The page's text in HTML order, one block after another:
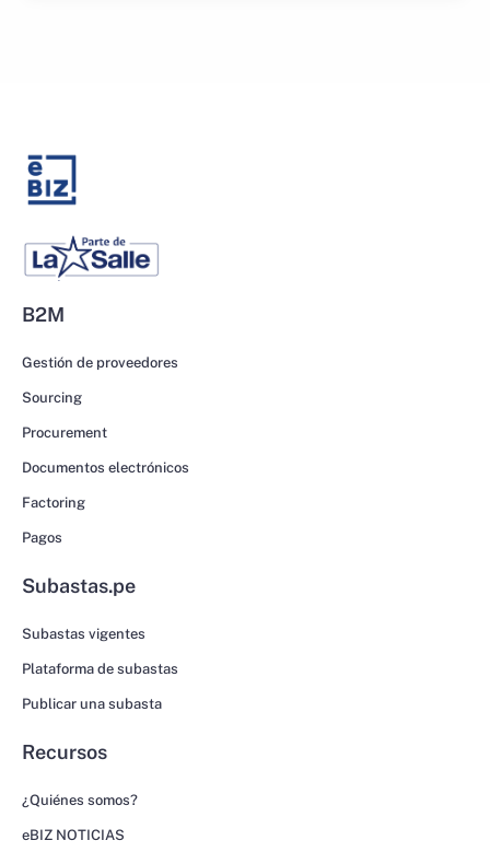
B2M
Gestión de proveedores
Sourcing
Procurement
Documentos electrónicos
Factoring
Pagos
Subastas.pe
Subastas vigentes
Plataforma de subastas
Publicar una subasta
Recursos
¿Quiénes somos?
eBIZ NOTICIAS